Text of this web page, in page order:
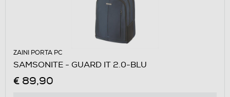
ZAINI PORTA PC
SAMSONITE - GUARD IT 2.0-BLU
€ 89,90